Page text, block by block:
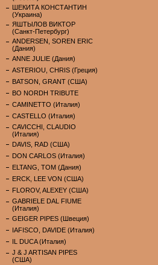
ШЕКИТА КОНСТАНТИН
(Украина)
ЯШТЫЛОВ ВИКТОР
(Санкт-Петербург)
ANDERSEN, SOREN ERIC
(Дания)
ANNE JULIE (Дания)
ASTERIOU, CHRIS (Греция)
BATSON, GRANT (США)
BO NORDH TRIBUTE
CAMINETTO (Италия)
CASTELLO (Италия)
CAVICCHI, CLAUDIO
(Италия)
DAVIS, RAD (США)
DON CARLOS (Италия)
ELTANG, TOM (Дания)
ERCK, LEE VON (США)
FLOROV, ALEXEY (США)
GABRIELE DAL FIUME
(Италия)
GEIGER PIPES (Швеция)
IAFISCO, DAVIDE (Италия)
IL DUCA (Италия)
J & J ARTISAN PIPES
(США)